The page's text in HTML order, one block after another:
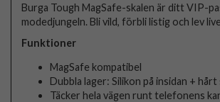
Burga Tough MagSafe-skalen är ditt VIP-
modedjungeln. Bli vild, förbli listig och lev
Funktioner
MagSafe kompatibel
Dubbla lager: Silikon på insidan + hårt
Täcker hela vägen runt telefonens